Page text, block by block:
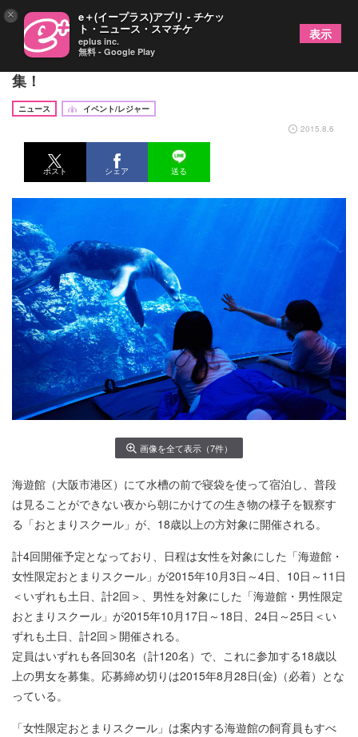
海遊館にてオトナのためのお泊りスクール参加者募
集！
ニュース
イベント/レジャー
2015.8.6
ポスト シェア 送る
画像を全て表示（7件）
海遊館（大阪市港区）にて水槽の前で寝袋を使って宿泊し、普段
は見ることができない夜から朝にかけての生き物の様子を観察す
る「おとまりスクール」が、18歳以上の方対象に開催される。
計4回開催予定となっており、日程は女性を対象にした「海遊館・
女性限定おとまりスクール」が2015年10月3日～4日、10日～11日
＜いずれも土日、計2回＞、男性を対象にした「海遊館・男性限定
おとまりスクール」が2015年10月17日～18日、24日～25日＜い
ずれも土日、計2回＞開催される。
定員はいずれも各回30名（計120名）で、これに参加する18歳以
上の男女を募集。応募締め切りは2015年8月28日(金)（必着）とな
っている。
「女性限定おとまりスクール」は案内する海遊館の飼育員もすべ
× e＋(イープラス)アプリ - チケッ
ト・ニュース・スマチケ
eplus inc.
無料 - Google Play
表示